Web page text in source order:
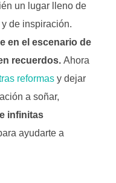
un lugar lleno de
de inspiración.
en el escenario de
recuerdos. Ahora
reformas y dejar
a soñar,
infinitas
ayudarte a